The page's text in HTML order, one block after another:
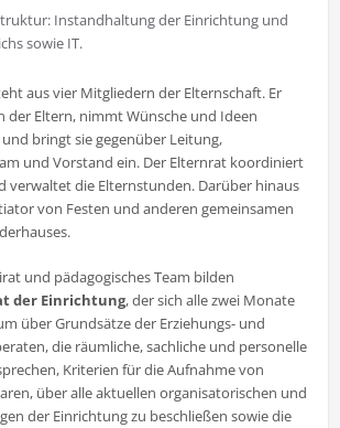
Instandhaltung der Einrichtung und
sowie IT.
aus vier Mitgliedern der Elternschaft. Er
der Eltern, nimmt Wünsche und Ideen
bringt sie gegenüber Leitung,
und Vorstand ein. Der Elternrat koordiniert
verwaltet die Elternstunden. Darüber hinaus
von Festen und anderen gemeinsamen
und pädagogisches Team bilden
der Einrichtung, der sich alle zwei Monate
über Grundsätze der Erziehungs- und
die räumli­che, sachliche und personelle
Kriterien für die Aufnahme von
über alle aktuellen organisatorischen und
der Ein­richtung zu be­schließen sowie die